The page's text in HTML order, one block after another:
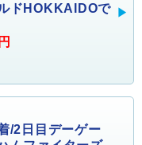
ドHOKKAIDOで
/2日目デーゲー